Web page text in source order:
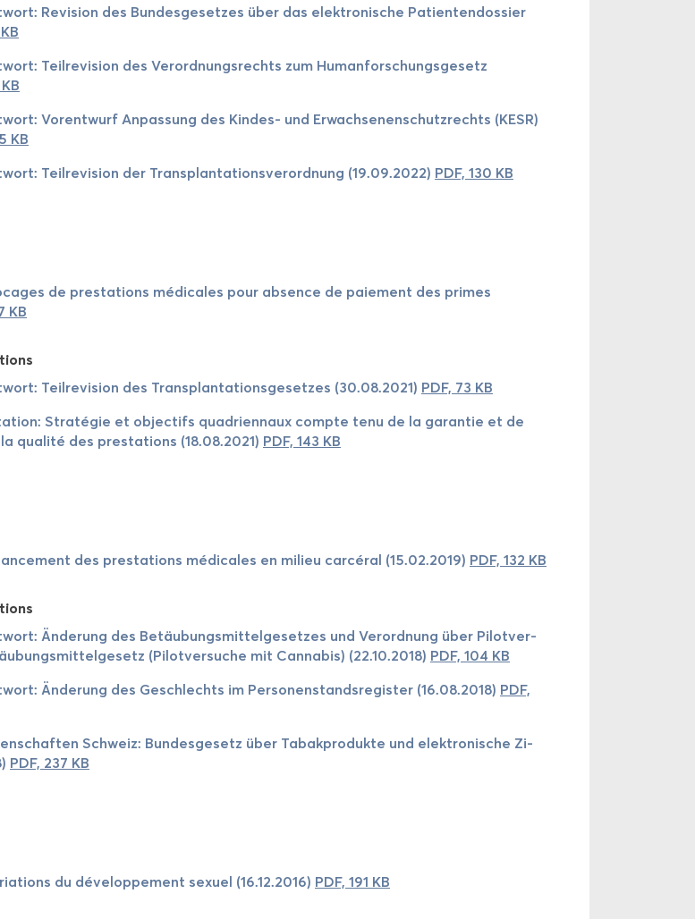
Re­vi­sion des Bun­des­ge­setzes über das elek­tro­nische Pa­tien­ten­dos­sier
Teil­re­vi­sion des Ve­rord­nung­srechts zum Hu­man­for­schung­sge­setz
Vo­rent­wurf An­pas­sung des Kindes-​ und Er­wach­se­nen­schutz­rechts (KESR)
KB
Teil­re­vi­sion der Trans­plan­ta­tions­ve­rord­nung (19.09.2022) PDF, 130 KB
de pres­ta­tions mé­di­cales pour ab­sence de paie­ment des primes
KB
Teil­re­vi­sion des Trans­plan­ta­tions­ge­setzes (30.08.2021) PDF, 73 KB
Stra­té­gie et ob­jec­tifs qua­drien­naux compte tenu de la ga­ran­tie et de
qua­li­té des pres­ta­tions (18.08.2021) PDF, 143 KB
des pres­ta­tions mé­di­cales en mi­lieu car­cé­ral (15.02.2019) PDF, 132 KB
Änderung des Betäubungsmittelgesetzes und Ve­rord­nung über Pi­lot­ver­
(Pi­lot­ver­suche mit Can­na­bis) (22.10.2018) PDF, 104 KB
Änderung des Ges­chlechts im Per­so­nens­tand­sre­gis­ter (16.08.2018) PDF,
Schweiz: Bun­des­ge­setz über Ta­bak­pro­dukte und elek­tro­nische Zi­
PDF, 237 KB
du dé­ve­lop­pe­ment sexuel (16.12.2016) PDF, 191 KB